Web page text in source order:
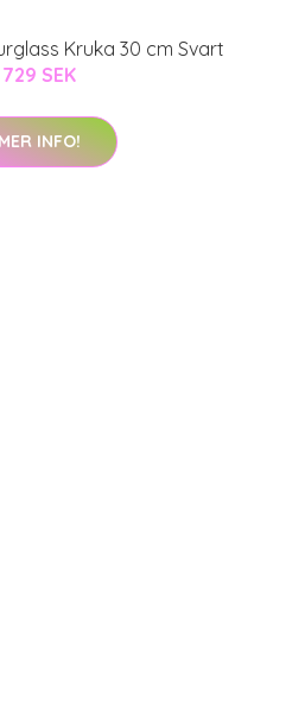
Kruka 30 cm Svart
729 SEK
MER INFO!